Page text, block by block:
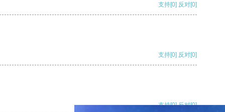
支持[0] 反对[0]
支持[0] 反对[0]
支持[0] 反对[0]